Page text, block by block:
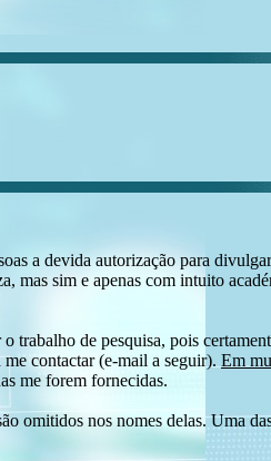
a devida autorização para
sim e apenas com intuito
trabalho de pesquisa, pois
contactar (e-mail a seguir). Em
me forem fornecidas.
omitidos nos nomes delas. Uma